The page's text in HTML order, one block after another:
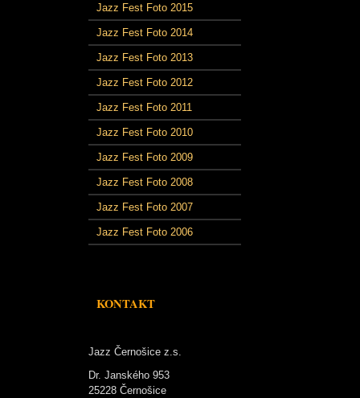
Jazz Fest Foto 2015
Jazz Fest Foto 2014
Jazz Fest Foto 2013
Jazz Fest Foto 2012
Jazz Fest Foto 2011
Jazz Fest Foto 2010
Jazz Fest Foto 2009
Jazz Fest Foto 2008
Jazz Fest Foto 2007
Jazz Fest Foto 2006
KONTAKT
Jazz Černošice z.s.
Dr. Janského 953
25228 Černošice